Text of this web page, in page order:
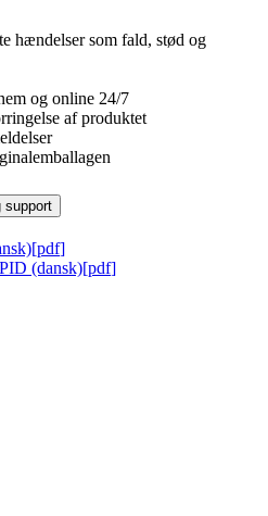
hændelser som fald, stød og
og online 24/7
af produktet
support
[pdf]
(dansk)[pdf]